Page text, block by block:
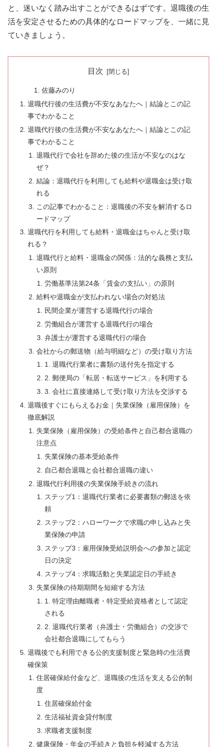
と、迷いなく踏み出すことができるはずです。退職後の生
活を安定させるための具体的なロードマップを、一緒に見
ていきましょう。
目次
佐藤みのり
退職代行後の生活費が不安なあなたへ｜結論とこの記
事でわかること
退職代行後の生活費が不安なあなたへ｜結論とこの記
事でわかること
退職代行で会社を辞めた後の生活が不安なのはな
ぜ？
結論：退職代行を利用しても給料や退職金は受け取
れる
この記事でわかること：退職後の不安を解消するロ
ードマップ
退職代行を利用しても給料・退職金はちゃんと受け取
れる？
退職代行と給料・退職金の関係：法的な義務と支払
い原則
労働基準法第24条「賃金の支払い」の原則
給料や退職金が支払われない場合の対処法
民間企業が運営する退職代行の場合
労働組合が運営する退職代行の場合
弁護士が運営する退職代行の場合
会社からの郵送物（給与明細など）の受け取り方法
1. 退職代行業者に書類の送付先を指定する
2. 郵便局の「転居・転送サービス」を利用する
3. 会社に直接連絡して受け取り方法を交渉する
退職後すぐにもらえるお金｜失業保険（雇用保険）を
徹底解説
失業保険（雇用保険）の受給条件と自己都合退職の
注意点
失業保険の基本受給条件
自己都合退職と会社都合退職の違い
退職代行利用後の失業保険手続きの流れ
ステップ1：退職代行業者に必要書類の郵送を依
頼
ステップ2：ハローワークで求職の申し込みと失
業保険の申請
ステップ3：雇用保険受給説明会への参加と認定
日の決定
ステップ4：求職活動と失業認定日の手続き
失業保険の待期期間を短縮する方法
1. 特定理由離職者・特定受給資格者として認定
される
2. 退職代行業者（弁護士・労働組合）の交渉で
会社都合退職にしてもらう
退職後でも利用できる公的支援制度と緊急時の生活費
確保策
住居確保給付金など、退職後の生活を支える公的制
度
住居確保給付金
生活福祉資金貸付制度
求職者支援制度
健康保険・年金の手続きと負担を軽減する方法